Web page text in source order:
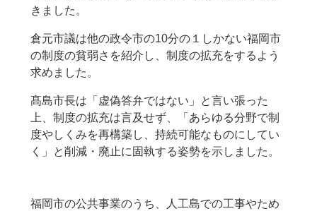
きました。
倉元市議は他の政令市の10分の１しかない福岡市
の制度の貧弱さを紹介し、制度の拡充をするよう
求めました。
髙島市長は「虚偽答弁ではない」と言い張った
上、制度の拡充は言及せず、「あらゆる分野で制
度やしくみを再構築し、持続可能なものにしてい
く」と削減・廃止に固執する姿勢を示しました。
福岡市の公共事業のうち、人工島での工事やため